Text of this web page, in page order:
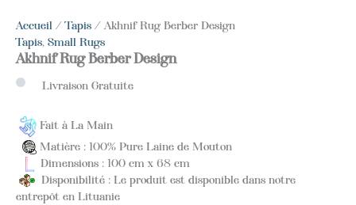
Accueil /Tapis / Akhnif Rug Berber Design
Tapis, Small Rugs
Akhnif Rug Berber Design
Livraison Gratuite
Fait à La Main
Matière : 100% Pure Laine de Mouton
Dimensions : 100 cm x 68 cm
Disponibilité : Le produit est disponible dans notre
entrepôt en Lituanie